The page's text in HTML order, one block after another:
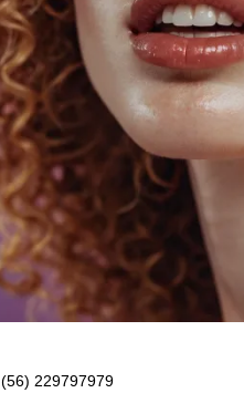
(56) 229797979